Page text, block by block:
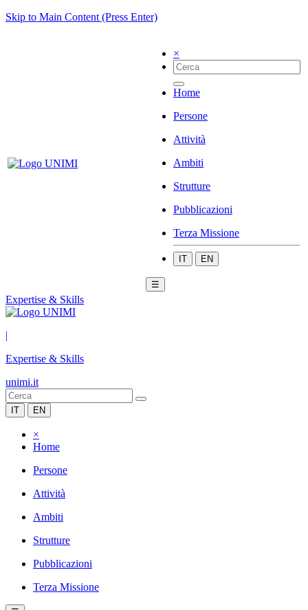
Skip to Main Content (Press Enter)
×
Home
Persone
Attività
Ambiti
Strutture
Pubblicazioni
Terza Missione
IT EN
☰
Expertise & Skills
|
Expertise & Skills
unimi.it
IT EN
×
Home
Persone
Attività
Ambiti
Strutture
Pubblicazioni
Terza Missione